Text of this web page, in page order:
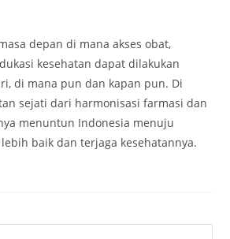
depan di mana akses obat,
kesehatan dapat dilakukan
di mana pun dan kapan pun. Di
sejati dari harmonisasi farmasi dan
menuntun Indonesia menuju
baik dan terjaga kesehatannya.